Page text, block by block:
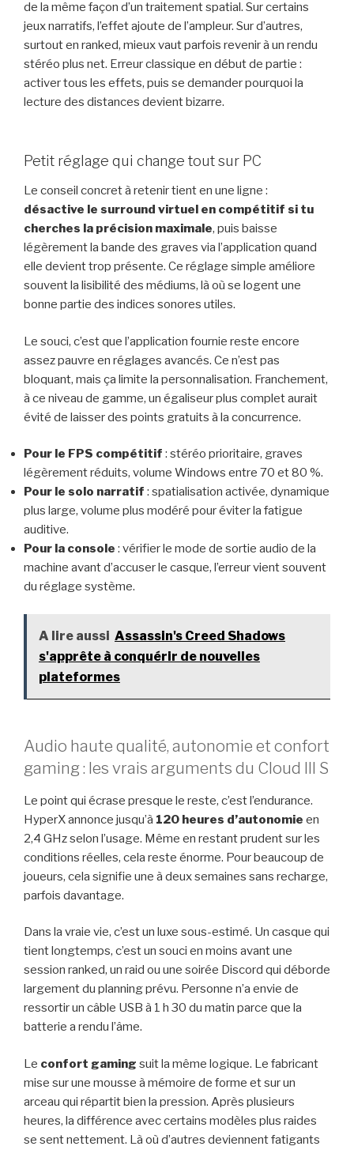
de la même façon d’un traitement spatial. Sur certains
jeux narratifs, l’effet ajoute de l’ampleur. Sur d’autres,
surtout en ranked, mieux vaut parfois revenir à un rendu
stéréo plus net. Erreur classique en début de partie :
activer tous les effets, puis se demander pourquoi la
lecture des distances devient bizarre.
Petit réglage qui change tout sur PC
Le conseil concret à retenir tient en une ligne :
désactive le surround virtuel en compétitif si tu
cherches la précision maximale, puis baisse
légèrement la bande des graves via l’application quand
elle devient trop présente. Ce réglage simple améliore
souvent la lisibilité des médiums, là où se logent une
bonne partie des indices sonores utiles.
Le souci, c’est que l’application fournie reste encore
assez pauvre en réglages avancés. Ce n’est pas
bloquant, mais ça limite la personnalisation. Franchement,
à ce niveau de gamme, un égaliseur plus complet aurait
évité de laisser des points gratuits à la concurrence.
Pour le FPS compétitif : stéréo prioritaire, graves
légèrement réduits, volume Windows entre 70 et 80 %.
Pour le solo narratif : spatialisation activée, dynamique
plus large, volume plus modéré pour éviter la fatigue
auditive.
Pour la console : vérifier le mode de sortie audio de la
machine avant d’accuser le casque, l’erreur vient souvent
du réglage système.
A lire aussi Assassin's Creed Shadows
s'apprête à conquérir de nouvelles
plateformes
Audio haute qualité, autonomie et confort
gaming : les vrais arguments du Cloud III S
Le point qui écrase presque le reste, c’est l’endurance.
HyperX annonce jusqu’à 120 heures d’autonomie en
2,4 GHz selon l’usage. Même en restant prudent sur les
conditions réelles, cela reste énorme. Pour beaucoup de
joueurs, cela signifie une à deux semaines sans recharge,
parfois davantage.
Dans la vraie vie, c’est un luxe sous-estimé. Un casque qui
tient longtemps, c’est un souci en moins avant une
session ranked, un raid ou une soirée Discord qui déborde
largement du planning prévu. Personne n’a envie de
ressortir un câble USB à 1 h 30 du matin parce que la
batterie a rendu l’âme.
Le confort gaming suit la même logique. Le fabricant
mise sur une mousse à mémoire de forme et sur un
arceau qui répartit bien la pression. Après plusieurs
heures, la différence avec certains modèles plus raides
se sent nettement. Là où d’autres deviennent fatigants